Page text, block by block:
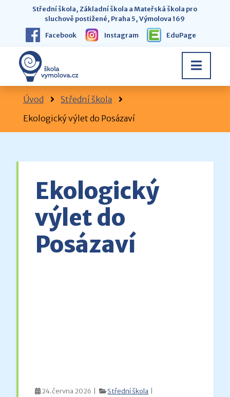
Facebook Instagram EduPage
Střední škola, Základní škola a Mateřská škola pro
sluchově postižené, Praha 5, Výmolova 169
Úvod
Střední škola
Ekologický výlet do Posázaví
Ekologický
výlet do
Posázaví
24.června 2026 | Střední škola |